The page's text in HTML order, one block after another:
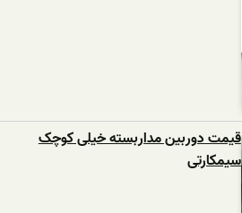
قیمت دوربین مداربسته خیلی کوچک
سیمکارتی